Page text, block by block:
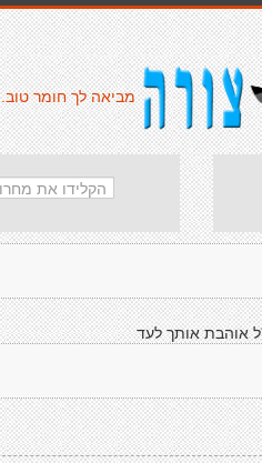
מביאה לך חומר טוב.
אוהבת אותך לעד